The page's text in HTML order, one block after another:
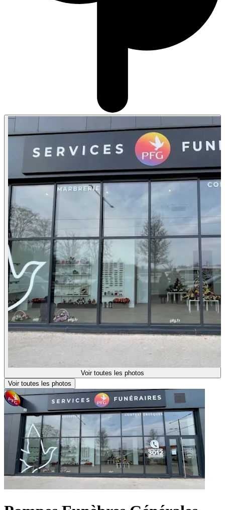
Voir toutes les photos
Voir toutes les photos